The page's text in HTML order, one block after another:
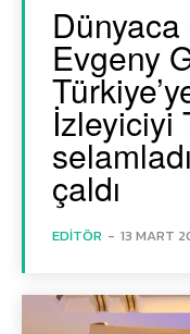
Evgeny
İzleyiciyi
çaldı
EDITÖR - 13 MART